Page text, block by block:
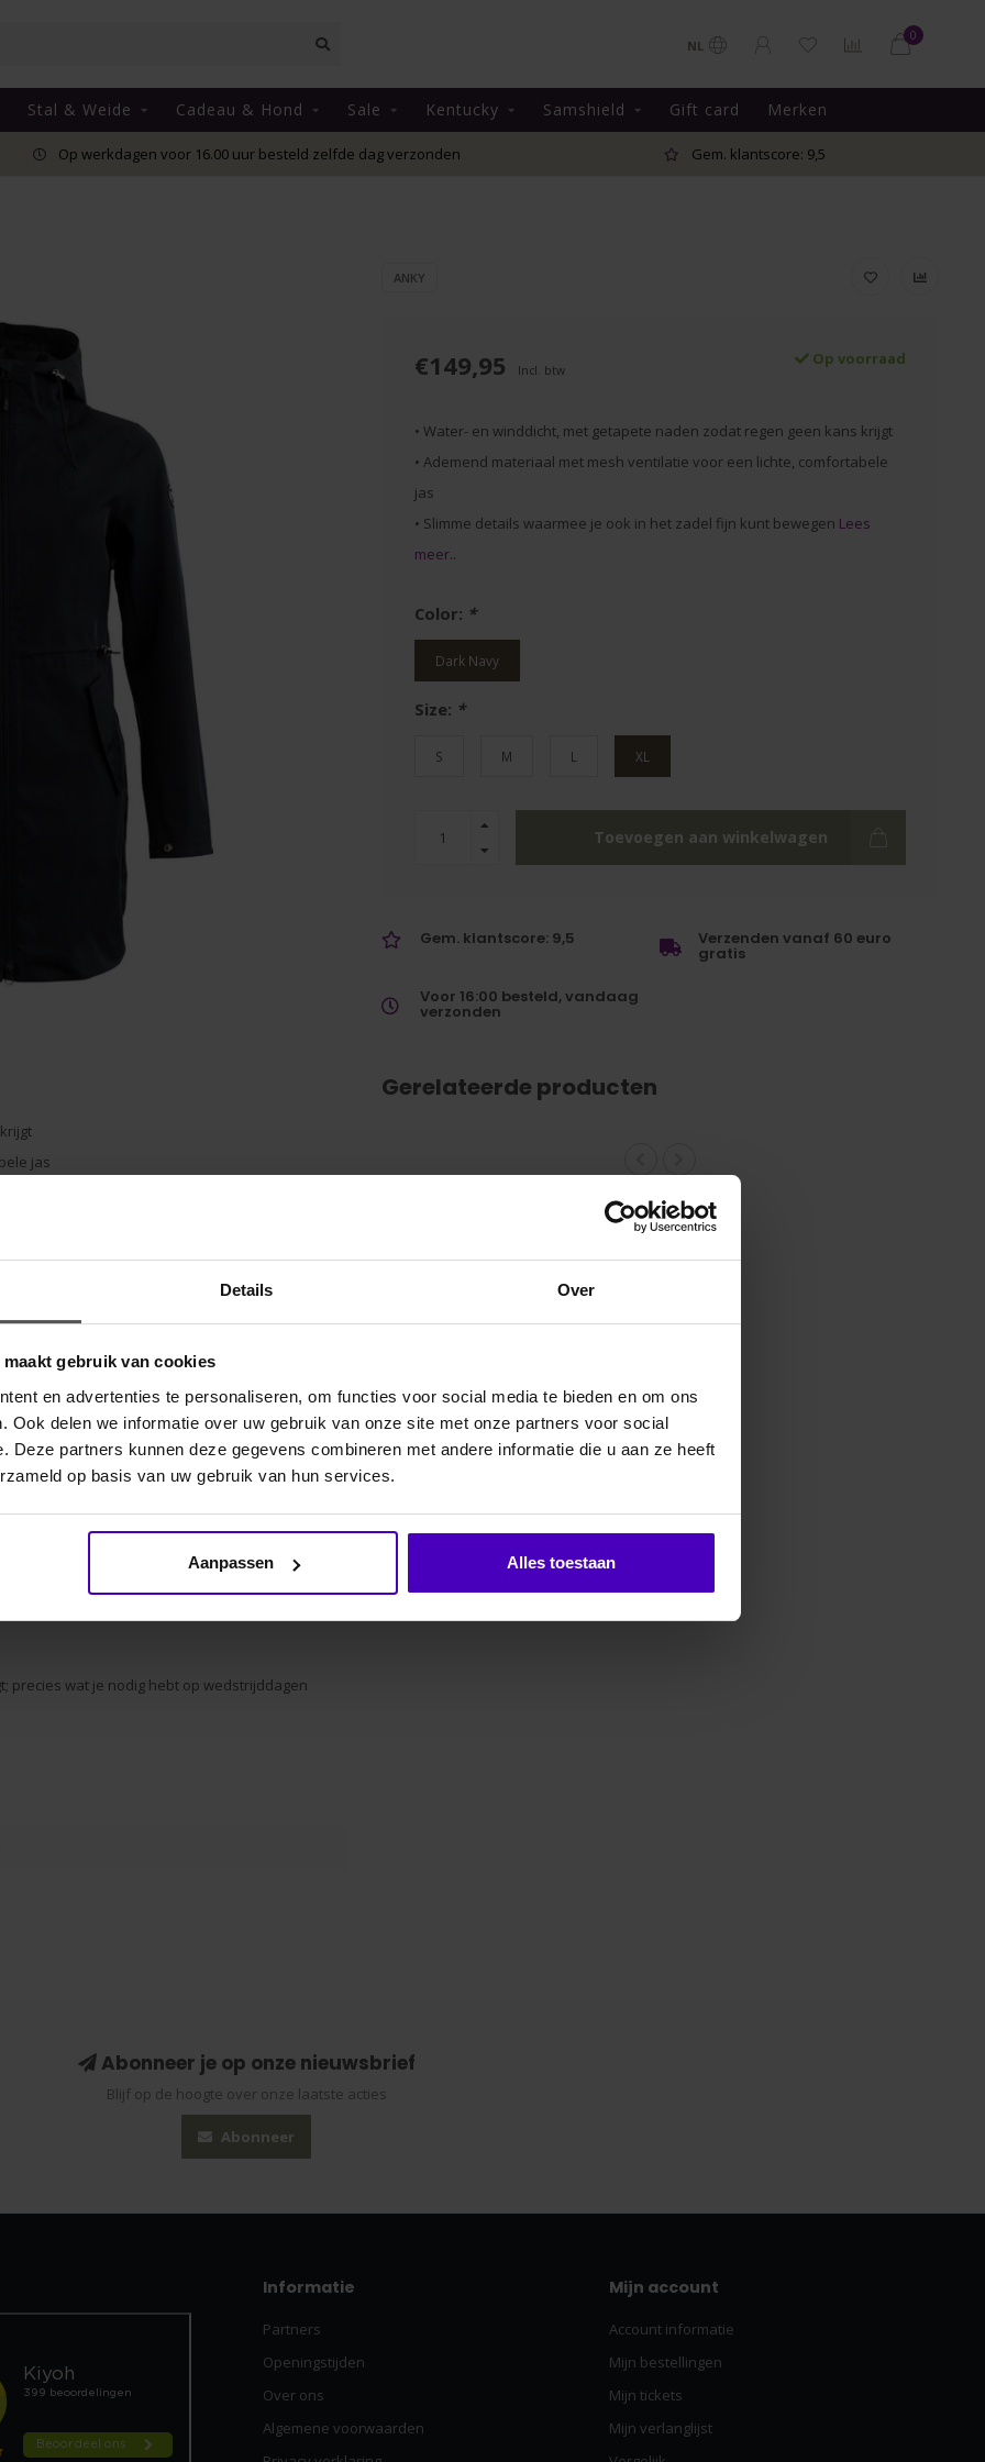
Details Over
gebruik van cookies
en advertenties te personaliseren, om functies voor social media te bieden en om ons
Ook delen we informatie over uw gebruik van onze site met onze partners voor social
Deze partners kunnen deze gegevens combineren met andere informatie die u aan ze heeft
op basis van uw gebruik van hun services.
Aanpassen Alles toestaan
NL
0
Stal & Weide Cadeau & Hond Sale Kentucky Samshield Gift card Merken
Op werkdagen voor 16.00 uur besteld zelfde dag verzonden Gem. klantscore: 9,5
ANKY
€149,95 Incl. btw
Op voorraad
• Water- en winddicht, met getapete naden zodat regen geen kans krijgt
• Ademend materiaal met mesh ventilatie voor een lichte, comfortabele
jas
• Slimme details waarmee je ook in het zadel fijn kunt bewegen Lees
meer..
Color: *
Dark Navy
Size: *
S M L XL
Toevoegen aan winkelwagen
Gem. klantscore: 9,5 Verzenden vanaf 60 euro
gratis
Voor 16:00 besteld, vandaag
verzonden
jas
minuten. Zeker op wedstrijddagen wil je dan
uitziet. De ANKY® regenjas is gemaakt voor
blijf je ook op regenachtige (wedstrijd)dagen
zodat de jas luchtig blijft en niet gaat plakken.
de zij-splitten met drukknopen je de ruimte
2-way rits maken de jas praktisch, zonder dat hij
precies wat je nodig hebt op wedstrijddagen
Gerelateerde producten
Abonneer je op onze nieuwsbrief
Blijf op de hoogte over onze laatste acties
Abonneer
Informatie
Partners
Openingstijden
Over ons
Algemene voorwaarden
Mijn account
Account informatie
Mijn bestellingen
Mijn tickets
Mijn verlanglijst